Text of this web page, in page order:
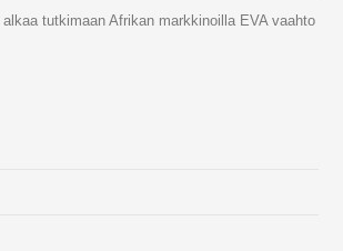
alkaa tutkimaan Afrikan markkinoilla EVA vaahto